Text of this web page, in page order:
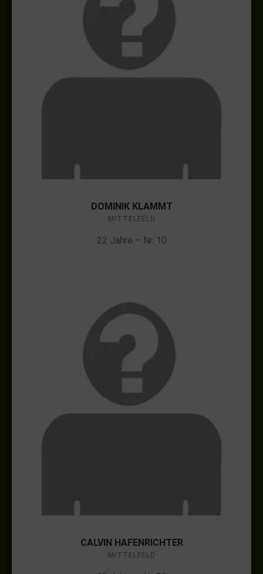
DOMINIK KLAMMT
MITTELFELD
22 Jahre – Nr. 10
CALVIN HAFENRICHTER
MITTELFELD